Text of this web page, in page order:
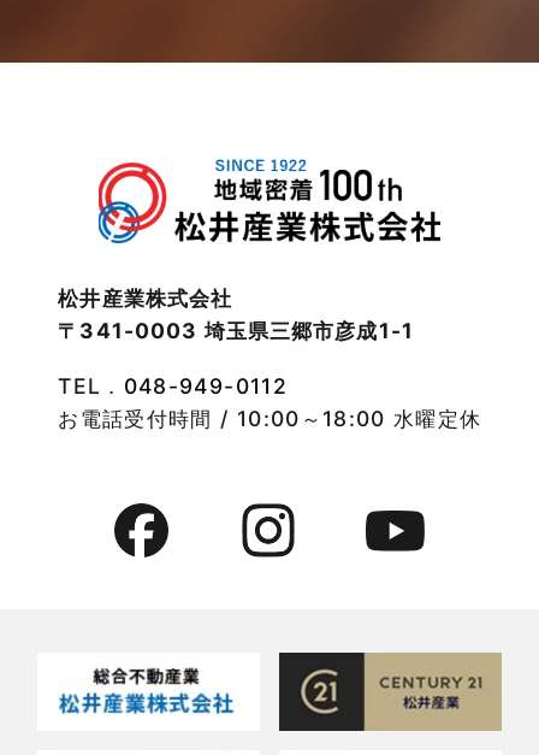
松井産業株式会社
〒341-0003 埼玉県三郷市彦成1-1
TEL． 048-949-0112
お電話受付時間 / 10:00～18:00 水曜定休